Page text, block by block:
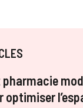
optimiser